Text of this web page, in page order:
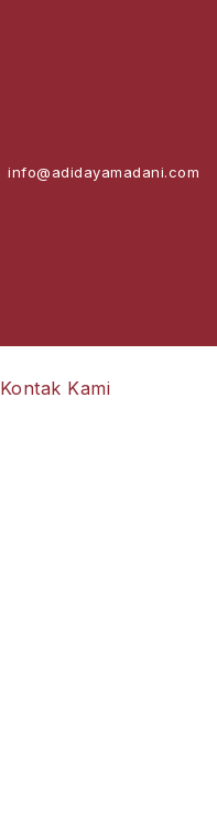
info@adidayamadani.com
Kontak Kami